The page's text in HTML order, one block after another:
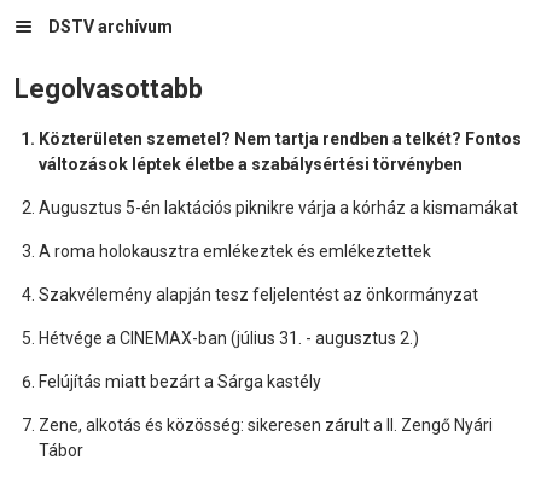
DSTV archívum
Legolvasottabb
Közterületen szemetel? Nem tartja rendben a telkét? Fontos
változások léptek életbe a szabálysértési törvényben
Augusztus 5-én laktációs piknikre várja a kórház a kismamákat
A roma holokausztra emlékeztek és emlékeztettek
Szakvélemény alapján tesz feljelentést az önkormányzat
Hétvége a CINEMAX-ban (július 31. - augusztus 2.)
Felújítás miatt bezárt a Sárga kastély
Zene, alkotás és közösség: sikeresen zárult a II. Zengő Nyári
Tábor